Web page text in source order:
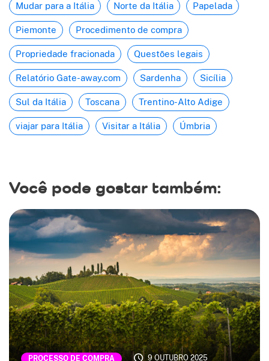
Mudar para a Itália Norte da Itália Papelada
Piemonte Procedimento de compra
Propriedade fracionada Questões legais
Relatório Gate-away.com Sardenha Sicília
Sul da Itália Toscana Trentino-Alto Adige
viajar para Itália Visitar a Itália Úmbria
Você pode gostar também:
PROCESSO DE COMPRA 9 OUTUBRO 2025